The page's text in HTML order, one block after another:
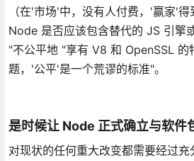
（在'市场'中，没有人付费，'赢家'得
Node 是否应该包含替代的 JS 引擎
"不公平地 "享有 V8 和 OpenSSL 的
题，'公平'是一个荒谬的标准"。
是时候让 Node 正式确立与软件
对现状的任何重大改变都需要经过